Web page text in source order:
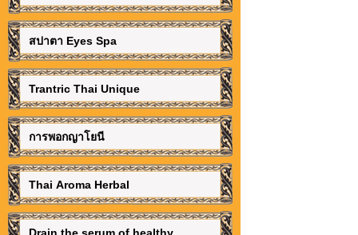
สปาตา Eyes Spa
Trantric Thai Unique
การพอกญาโยนี
Thai Aroma Herbal